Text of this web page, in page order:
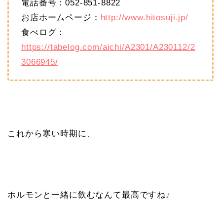
電話番号：052-851-8822
お店ホームページ： http://www.hitosuji.jp/
食べログ：
https://tabelog.com/aichi/A2301/A230112/2
3066945/
これから寒い時期に、
ホルモンと一緒に飲むなんて最高ですね♪